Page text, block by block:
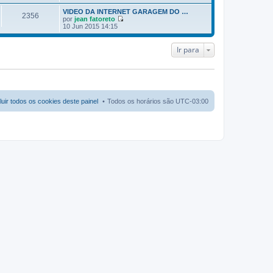
e
r
ú
l
t
i
e
a
e
m
2356
VIDEO DA INTERNET GARAGEM DO …
por jean fatoreto
e
r
i
m
n
s
m
10 Jun 2015 14:15
Ir para
Todos os horários são UTC-03:00
todos os cookies deste painel